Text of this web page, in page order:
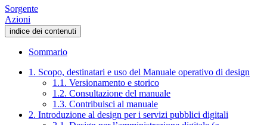
Sorgente
Azioni
indice dei contenuti
Sommario
1. Scopo, destinatari e uso del Manuale operativo di design
1.1. Versionamento e storico
1.2. Consultazione del manuale
1.3. Contribuisci al manuale
2. Introduzione al design per i servizi pubblici digitali